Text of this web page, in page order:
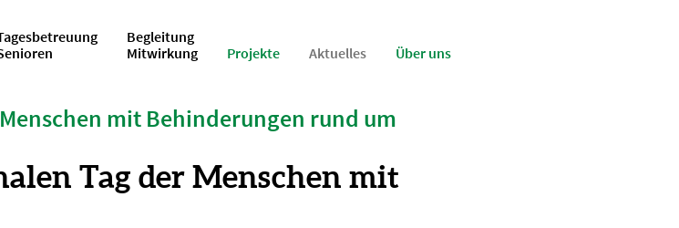
Begleitung
Mitwirkung
Projekte Aktuelles Über uns
mit Behinderungen rund um
Tag der Menschen mit